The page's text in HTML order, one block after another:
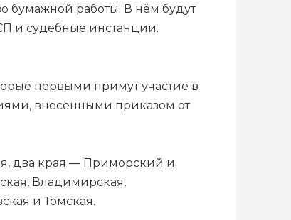
бумажной работы. В нём будут
и судебные инстанции.
первыми примут участие в
внесёнными приказом от
два края — Приморский и
Владимирская,
и Томская.